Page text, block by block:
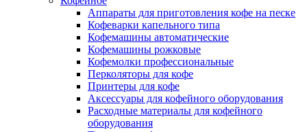
Аппараты для приготовления кофе на песке
Кофеварки капельного типа
Кофемашины автоматические
Кофемашины рожковые
Кофемолки профессиональные
Перколяторы для кофе
Принтеры для кофе
Аксессуары для кофейного оборудования
Расходные материалы для кофейного
оборудования